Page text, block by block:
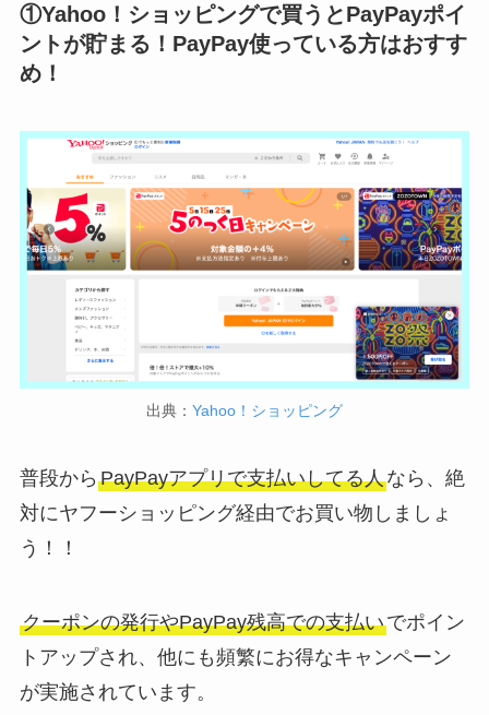
①Yahoo！ショッピングで買うとPayPayポイ
ントが貯まる！PayPay使っている方はおすす
め！
出典： Yahoo！ショッピング
普段から PayPayアプリで支払いしてる人なら、絶
対にヤフーショッピング経由でお買い物しましょ
う！！
クーポンの発行やPayPay残高での支払いでポイン
トアップされ、他にも頻繁にお得なキャンペーン
が実施されています。